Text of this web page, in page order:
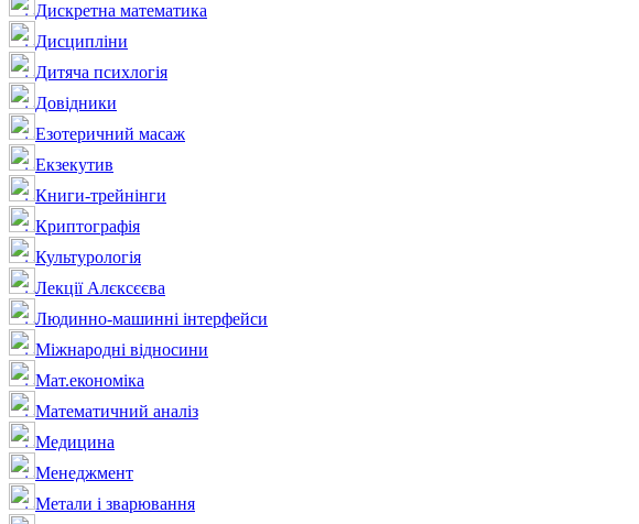
Дискретна математика
Дисципліни
Дитяча психлогія
Довідники
Езотеричний масаж
Екзекутив
Книги-трейнінги
Криптографія
Культурологія
Лекції Алєксєєва
Людинно-машинні інтерфейси
Міжнародні відносини
Мат.економіка
Математичний аналіз
Медицина
Менеджмент
Метали і зварювання